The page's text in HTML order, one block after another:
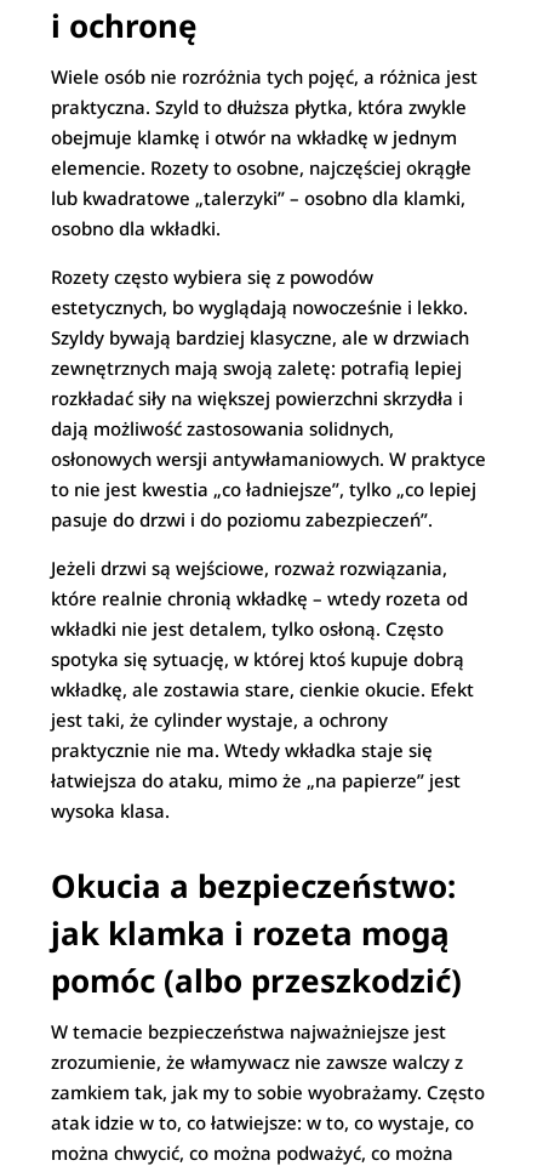
i ochronę
Wiele osób nie rozróżnia tych pojęć, a różnica jest
praktyczna. Szyld to dłuższa płytka, która zwykle
obejmuje klamkę i otwór na wkładkę w jednym
elemencie. Rozety to osobne, najczęściej okrągłe
lub kwadratowe „talerzyki” – osobno dla klamki,
osobno dla wkładki.
Rozety często wybiera się z powodów
estetycznych, bo wyglądają nowocześnie i lekko.
Szyldy bywają bardziej klasyczne, ale w drzwiach
zewnętrznych mają swoją zaletę: potrafią lepiej
rozkładać siły na większej powierzchni skrzydła i
dają możliwość zastosowania solidnych,
osłonowych wersji antywłamaniowych. W praktyce
to nie jest kwestia „co ładniejsze”, tylko „co lepiej
pasuje do drzwi i do poziomu zabezpieczeń”.
Jeżeli drzwi są wejściowe, rozważ rozwiązania,
które realnie chronią wkładkę – wtedy rozeta od
wkładki nie jest detalem, tylko osłoną. Często
spotyka się sytuację, w której ktoś kupuje dobrą
wkładkę, ale zostawia stare, cienkie okucie. Efekt
jest taki, że cylinder wystaje, a ochrony
praktycznie nie ma. Wtedy wkładka staje się
łatwiejsza do ataku, mimo że „na papierze” jest
wysoka klasa.
Okucia a bezpieczeństwo:
jak klamka i rozeta mogą
pomóc (albo przeszkodzić)
W temacie bezpieczeństwa najważniejsze jest
zrozumienie, że włamywacz nie zawsze walczy z
zamkiem tak, jak my to sobie wyobrażamy. Często
atak idzie w to, co łatwiejsze: w to, co wystaje, co
można chwycić, co można podważyć, co można